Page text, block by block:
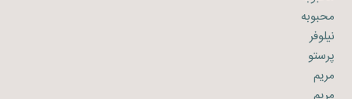
محبوبه
نیلوفر
پرستو
مریم
مریم